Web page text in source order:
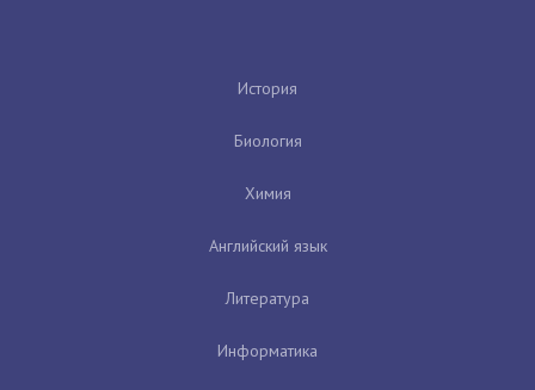
История
Биология
Химия
Английский язык
Литература
Информатика